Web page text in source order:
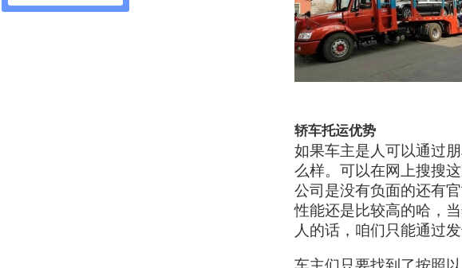
轿车托运优势
如果车主是人可以通过
么样。可以在网上搜搜
公司是没有负面的还有
性能还是比较高的哈，
人的话，咱们只能通过